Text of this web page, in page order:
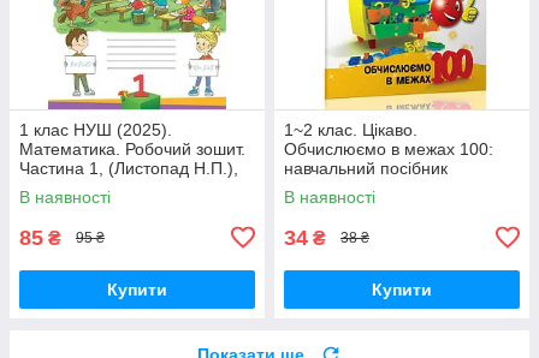
1 клас НУШ (2025).
Математика. Робочий зошит.
Частина 1, (Листопад Н.П.),
Оріон
В наявності
85 ₴ 95 ₴
Купити
1~2 клас. Цікаво.
Обчислюємо в межах 100:
навчальний посібник
(Кучерявенко А.Л.), Час
майстрів
В наявності
34 ₴ 38 ₴
Купити